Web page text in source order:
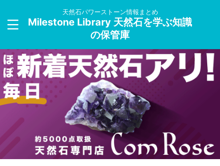
天然石パワーストーン情報まとめ
Milestone Library 天然石を学ぶ知識
の保管庫